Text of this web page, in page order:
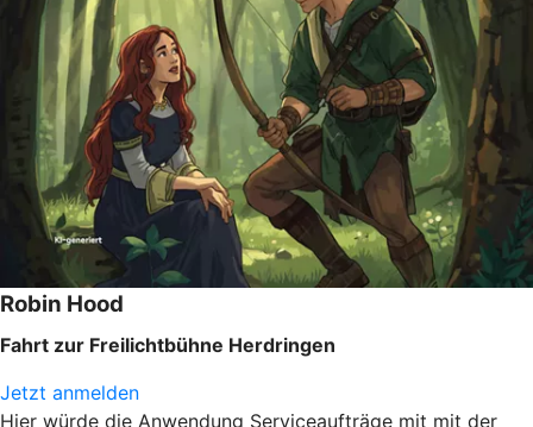
Robin Hood
Fahrt zur Freilichtbühne Herdringen
Jetzt anmelden
Hier würde die Anwendung Serviceaufträge mit mit der